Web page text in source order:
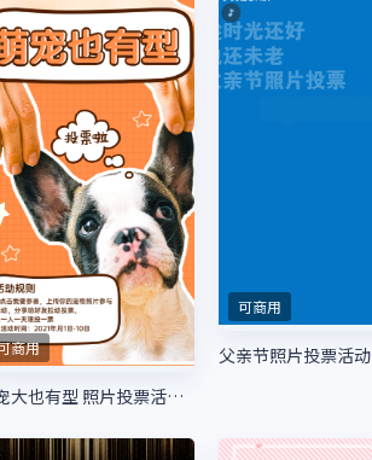
商用
萌宠大也有型 照片投票活动开始啦
可商用
父亲节照片投票活动